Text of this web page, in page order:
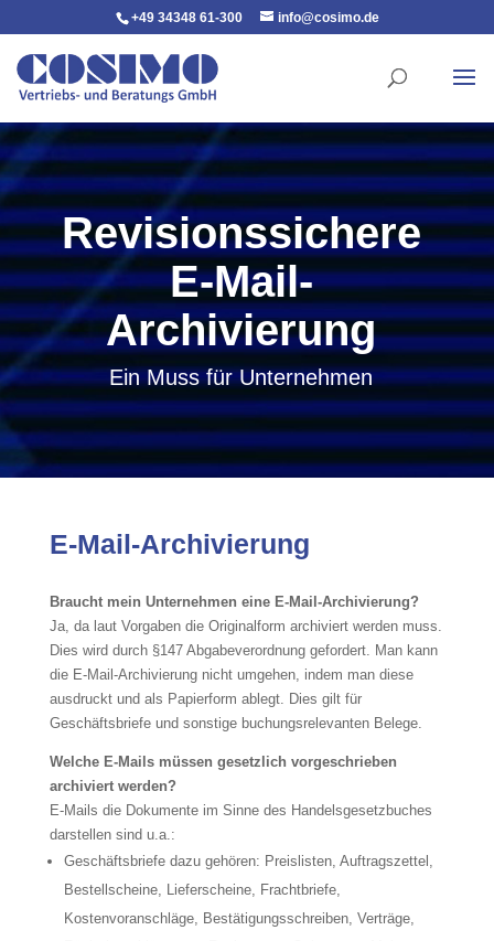
+49 34348 61-300 info@cosimo.de
Revisionssichere
E-Mail-
Archivierung
Ein Muss für Unternehmen
E-Mail-Archivierung
Braucht mein Unternehmen eine E-Mail-Archivierung?
Ja, da laut Vorgaben die Originalform archiviert werden muss.
Dies wird durch §147 Abgabeverordnung gefordert. Man kann
die E-Mail-Archivierung nicht umgehen, indem man diese
ausdruckt und als Papierform ablegt. Dies gilt für
Geschäftsbriefe und sonstige buchungsrelevanten Belege.
Welche E-Mails müssen gesetzlich vorgeschrieben
archiviert werden?
E-Mails die Dokumente im Sinne des Handelsgesetzbuches
darstellen sind u.a.:
Geschäftsbriefe dazu gehören: Preislisten, Auftragszettel,
Bestellscheine, Lieferscheine, Frachtbriefe,
Kostenvoranschläge, Bestätigungsschreiben, Verträge,